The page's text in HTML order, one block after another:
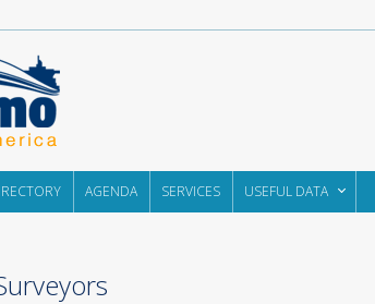
AGENDA SERVICES USEFUL DATA